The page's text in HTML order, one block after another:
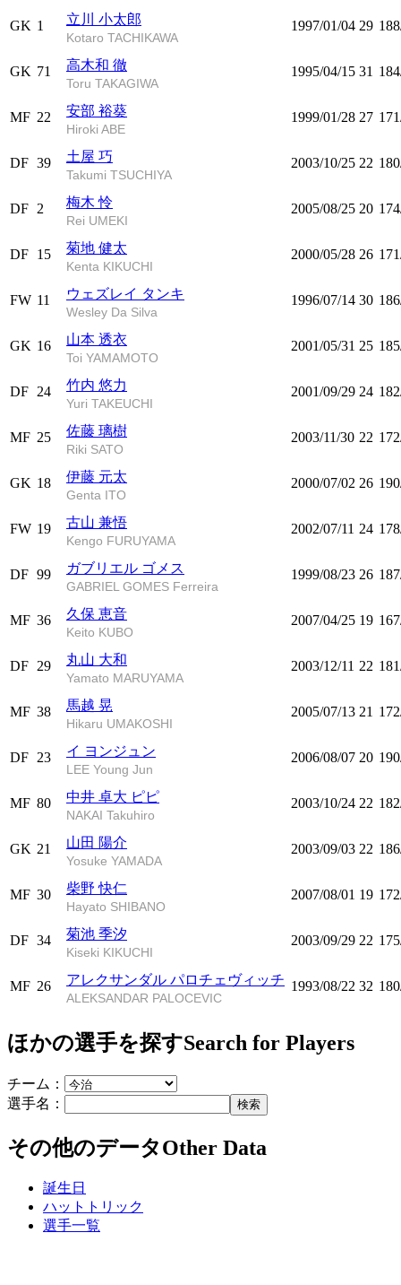
GK 1 立川 小太郎
Kotaro TACHIKAWA
1997/01/04 29
GK 71 高木和 徹
Toru TAKAGIWA
1995/04/15 31
MF 22 安部 裕葵
Hiroki ABE
1999/01/28 27
DF 39 土屋 巧
Takumi TSUCHIYA
2003/10/25 22
DF 2 梅木 怜
Rei UMEKI
2005/08/25 20
DF 15 菊地 健太
Kenta KIKUCHI
2000/05/28 26
FW 11 ウェズレイ タンキ
Wesley Da Silva
1996/07/14 30
GK 16 山本 透衣
Toi YAMAMOTO
2001/05/31 25
DF 24 竹内 悠力
Yuri TAKEUCHI
2001/09/29 24
MF 25 佐藤 璃樹
Riki SATO
2003/11/30 22
GK 18 伊藤 元太
Genta ITO
2000/07/02 26
FW 19 古山 兼悟
Kengo FURUYAMA
2002/07/11 24
DF 99 ガブリエル ゴメス
GABRIEL GOMES Ferreira
1999/08/23 26
MF 36 久保 恵音
Keito KUBO
2007/04/25 19
DF 29 丸山 大和
Yamato MARUYAMA
2003/12/11 22
MF 38 馬越 晃
Hikaru UMAKOSHI
2005/07/13 21
DF 23 イ ヨンジュン
LEE Young Jun
2006/08/07 20
MF 80 中井 卓大 ピピ
NAKAI Takuhiro
2003/10/24 22
GK 21 山田 陽介
Yosuke YAMADA
2003/09/03 22
MF 30 柴野 快仁
Hayato SHIBANO
2007/08/01 19
DF 34 菊池 季汐
Kiseki KIKUCHI
2003/09/29 22
MF 26 アレクサンダル パロチェヴィッチ
ALEKSANDAR PALOCEVIC
1993/08/22 32
ほかの選手を探すSearch for Players
チーム：
選手名：
検索
その他のデータOther Data
誕生日
ハットトリック
選手一覧